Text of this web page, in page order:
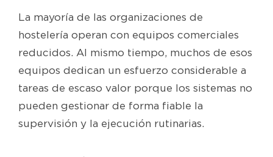
La mayoría de las organizaciones de
hostelería operan con equipos comerciales
reducidos. Al mismo tiempo, muchos de esos
equipos dedican un esfuerzo considerable a
tareas de escaso valor porque los sistemas no
pueden gestionar de forma fiable la
supervisión y la ejecución rutinarias.